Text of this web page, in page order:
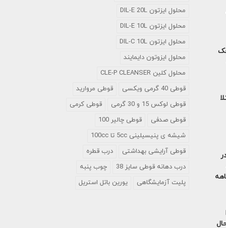
در 9 ماهه
محلول ایزتون DIL-E 20L
محلول ایزتون DIL-E 10L
محلول ایزتون DIL-C 10L
محلول ایزوتون دایمایند
محلول کلین CLE-P CLEANSER
قوطی 40 گرمی ویکسی
قوطی مروارید
قوطی لوکس 15 و 30 گرمی
قوطی کرمی
قوطی صدفی
قوطی چالیر 100
شیشه ی پنیسیلینی 5cc تا 100cc
قوطی آرایشی بهداشتی
درب قطره
درب دهانه قوطی سایز 38
چوب پنبه
پلیت آزمایشگاهی
یورین باتل استریل